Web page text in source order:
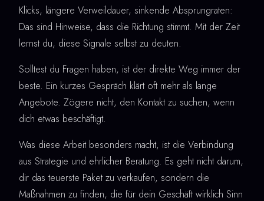
Klicks, längere Verweildauer, sinkende Absprungraten:
Das sind Hinweise, dass die Richtung stimmt. Mit der Zeit
lernst du, diese Signale selbst zu deuten.
Solltest du Fragen haben, ist der direkte Weg immer der
beste. Ein kurzes Gespräch klärt oft mehr als lange
Angebote. Zögere nicht, den Kontakt zu suchen, wenn
dich etwas beschäftigt.
Was diese Arbeit besonders macht, ist die Verbindung
aus Strategie und ehrlicher Beratung. Es geht nicht darum,
dir das teuerste Paket zu verkaufen, sondern die
Maßnahmen zu finden, die für dein Geschäft wirklich Sinn